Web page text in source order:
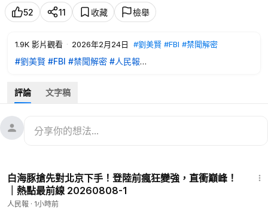
52 11 收藏 檢舉
1.9K 影片觀看 · 2026年2月24日 #劉美賢 #FBI #禁聞解密
#劉美賢 #FBI #禁聞解密 #人民報
人盯上你們。
北京冬奧的監視與恐嚇、退役後的創傷、再到重返巔峰——一場
🔥本節目由普瑞堂「玄寶黑蔘」贊助🔥購滿【普瑞堂】商品滿
碼 RMB888，即可享受全球免費郵寄！
-
-
評論 文字稿
白海豚搶先對北京下手！登陸前瘋狂變強，直衝巔峰！
｜熱點最前線 20260808-1
人民報 · 1小時前